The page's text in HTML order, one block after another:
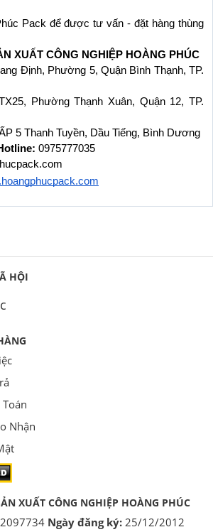
Pack để được tư vấn - đặt hàng thùng
XUẤT CÔNG NGHIỆP HOÀNG PHÚC
Định, Phường 5, Quận Bình Thạnh, TP.
Phường Thạnh Xuân, Quận 12, TP.
5 Thanh Tuyền, Dầu Tiếng, Bình Dương
0975777035
HỘI
Nhận
XUẤT CÔNG NGHIỆP HOÀNG PHÚC
Ngày đăng ký: 25/12/2012